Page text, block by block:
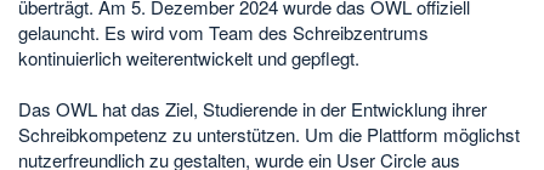
überträgt. Am 5. Dezember 2024 wurde das OWL offiziell
gelauncht. Es wird vom Team des Schreibzentrums
kontinuierlich weiterentwickelt und gepflegt.
Das OWL hat das Ziel, Studierende in der Entwicklung ihrer
Schreibkompetenz zu unterstützen. Um die Plattform möglichst
nutzerfreundlich zu gestalten, wurde ein User Circle aus